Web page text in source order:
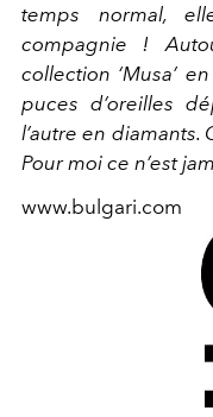
temps normal,
compagnie !
collection ‘Musa’
puces d’oreilles
l’autre en diamants.
Pour moi ce n’est
www.bulgari.com